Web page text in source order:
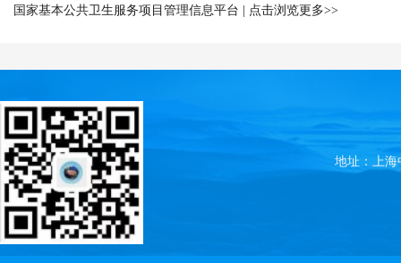
国家基本公共卫生服务项目管理信息平台
点击浏览更多>>
地址：上海